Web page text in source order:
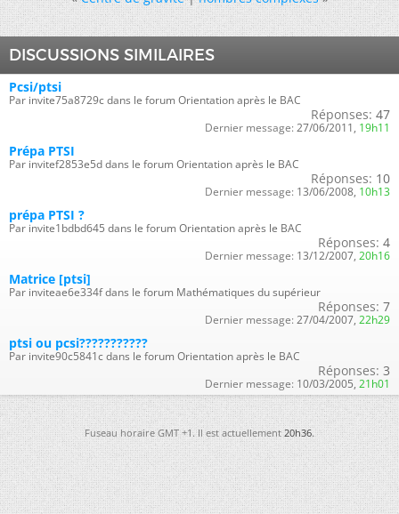
DISCUSSIONS SIMILAIRES
Pcsi/ptsi
Par invite75a8729c dans le forum Orientation après le BAC
Réponses: 47
Dernier message: 27/06/2011, 19h11
Prépa PTSI
Par invitef2853e5d dans le forum Orientation après le BAC
Réponses: 10
Dernier message: 13/06/2008, 10h13
prépa PTSI ?
Par invite1bdbd645 dans le forum Orientation après le BAC
Réponses: 4
Dernier message: 13/12/2007, 20h16
Matrice [ptsi]
Par inviteae6e334f dans le forum Mathématiques du supérieur
Réponses: 7
Dernier message: 27/04/2007, 22h29
ptsi ou pcsi???????????
Par invite90c5841c dans le forum Orientation après le BAC
Réponses: 3
Dernier message: 10/03/2005, 21h01
Fuseau horaire GMT +1. Il est actuellement20h36.